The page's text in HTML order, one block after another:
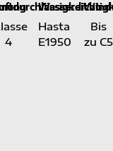
4
Hasta
E1950
Bis
zu C5